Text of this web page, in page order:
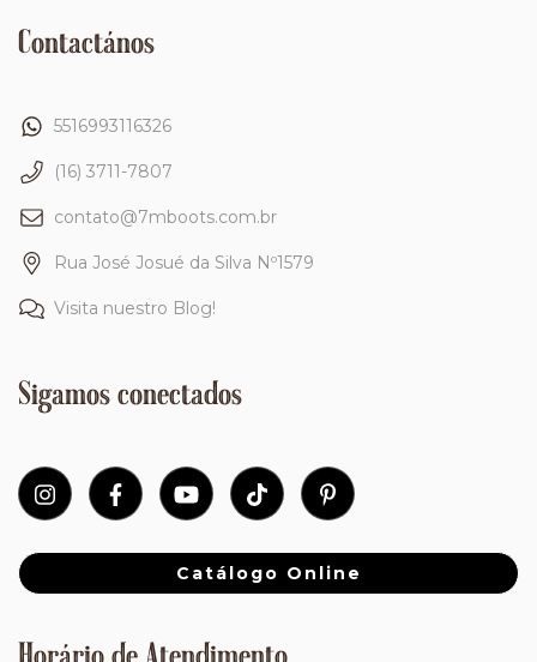
Contactános
5516993116326
(16) 3711-7807
contato@7mboots.com.br
Rua José Josué da Silva Nº1579
Visita nuestro Blog!
Sigamos conectados
Catálogo Online